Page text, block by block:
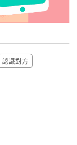
認識對方